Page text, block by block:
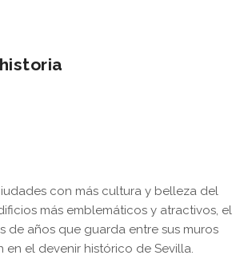
con más cultura y belleza del
más emblemáticos y atractivos, el
de años que guarda entre sus muros
el devenir histórico de Sevilla.